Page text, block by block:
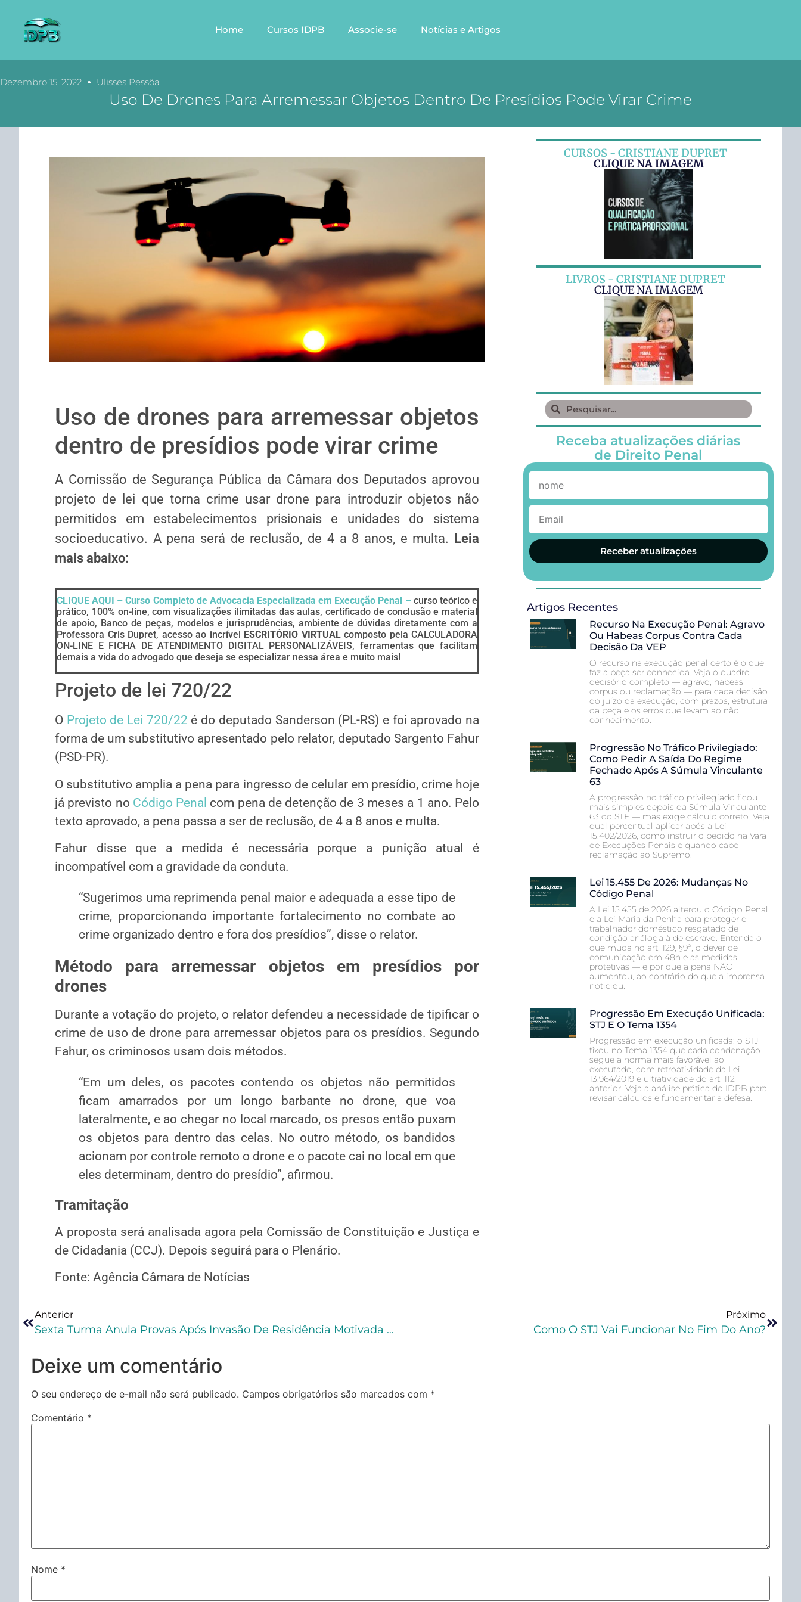
Home Cursos IDPB Associe-se Notícias e Artigos
Dezembro 15, 2022 Ulisses Pessôa
Uso De Drones Para Arremessar Objetos Dentro De Presídios Pode Virar Crime
Uso de drones para arremessar objetos
dentro de presídios pode virar crime
A Comissão de Segurança Pública da Câmara dos Deputados aprovou
projeto de lei que torna crime usar drone para introduzir objetos não
permitidos em estabelecimentos prisionais e unidades do sistema
socioeducativo. A pena será de reclusão, de 4 a 8 anos, e multa. Leia
mais abaixo:
CLIQUE AQUI – Curso Completo de Advocacia Especializada em Execução Penal – curso teórico e
prático, 100% on-line, com visualizações ilimitadas das aulas, certificado de conclusão e material
de apoio, Banco de peças, modelos e jurisprudências, ambiente de dúvidas diretamente com a
Professora Cris Dupret, acesso ao incrível
ESCRITÓRIO VIRTUALcomposto pela CALCULADORA
ON-LINE E FICHA DE ATENDIMENTO DIGITAL PERSONALIZÁVEIS, ferramentas que facilitam
demais a vida do advogado que deseja se especializar nessa área e muito mais!
Projeto de lei 720/22
O Projeto de Lei 720/22 é do deputado Sanderson (PL-RS) e foi aprovado na
forma de um substitutivo apresentado pelo relator, deputado Sargento Fahur
(PSD-PR).
O substitutivo amplia a pena para ingresso de celular em presídio, crime hoje
já previsto no Código Penal com pena de detenção de 3 meses a 1 ano. Pelo
texto aprovado, a pena passa a ser de reclusão, de 4 a 8 anos e multa.
Fahur disse que a medida é necessária porque a punição atual é
incompatível com a gravidade da conduta.
“Sugerimos uma reprimenda penal maior e adequada a esse tipo de
crime, proporcionando importante fortalecimento no combate ao
crime organizado dentro e fora dos presídios”, disse o relator.
Método para arremessar objetos em presídios por
drones
Durante a votação do projeto, o relator defendeu a necessidade de tipificar o
crime de uso de drone para arremessar objetos para os presídios. Segundo
Fahur, os criminosos usam dois métodos.
“Em um deles, os pacotes contendo os objetos não permitidos
ficam amarrados por um longo barbante no drone, que voa
lateralmente, e ao chegar no local marcado, os presos então puxam
os objetos para dentro das celas. No outro método, os bandidos
acionam por controle remoto o drone e o pacote cai no local em que
eles determinam, dentro do presídio”, afirmou.
Tramitação
A proposta será analisada agora pela Comissão de Constituição e Justiça e
de Cidadania (CCJ). Depois seguirá para o Plenário.
Fonte: Agência Câmara de Notícias
CURSOS - CRISTIANE DUPRET
CLIQUE NA IMAGEM
LIVROS - CRISTIANE DUPRET
CLIQUE NA IMAGEM
Receba atualizações diárias
de Direito Penal
Receber atualizações
Artigos Recentes
Recurso Na Execução Penal: Agravo
Ou Habeas Corpus Contra Cada
Decisão Da VEP
O recurso na execução penal certo é o que
faz a peça ser conhecida. Veja o quadro
decisório completo — agravo, habeas
corpus ou reclamação — para cada decisão
do juízo da execução, com prazos, estrutura
da peça e os erros que levam ao não
conhecimento.
Progressão No Tráfico Privilegiado:
Como Pedir A Saída Do Regime
Fechado Após A Súmula Vinculante
63
A progressão no tráfico privilegiado ficou
mais simples depois da Súmula Vinculante
63 do STF — mas exige cálculo correto. Veja
qual percentual aplicar após a Lei
15.402/2026, como instruir o pedido na Vara
de Execuções Penais e quando cabe
reclamação ao Supremo.
Lei 15.455 De 2026: Mudanças No
Código Penal
A Lei 15.455 de 2026 alterou o Código Penal
e a Lei Maria da Penha para proteger o
trabalhador doméstico resgatado de
condição análoga à de escravo. Entenda o
que muda no art. 129, §9º, o dever de
comunicação em 48h e as medidas
protetivas — e por que a pena NÃO
aumentou, ao contrário do que a imprensa
noticiou.
Progressão Em Execução Unificada:
STJ E O Tema 1354
Progressão em execução unificada: o STJ
fixou no Tema 1354 que cada condenação
segue a norma mais favorável ao
executado, com retroatividade da Lei
13.964/2019 e ultratividade do art. 112
anterior. Veja a análise prática do IDPB para
revisar cálculos e fundamentar a defesa.
Anterior
Sexta Turma Anula Provas Após Invasão De Residência Motivada Por Suposto Pedido De Socorro
Próximo
Como O STJ Vai Funcionar No Fim Do Ano?
Deixe um comentário
O seu endereço de e-mail não será publicado. Campos obrigatórios são marcados com *
Comentário *
Nome *